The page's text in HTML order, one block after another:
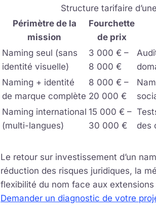
Structure tarifaire
Périmètre de la
mission
Fourchette
de prix
Naming seul (sans
identité visuelle)
3 000 € –
8 000 €
Naming + identité
de marque complète
8 000 € –
20 000 €
Naming international
(multi-langues)
15 000 € –
30 000 €
des
Le retour sur investissement d’un
réduction des risques juridiques, la
flexibilité du nom face aux
Demander un diagnostic de votre